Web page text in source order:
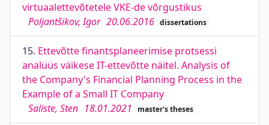
virtuaalettevõtetele VKE-de võrgustikus
Poljantšikov, Igor 20.06.2016 dissertations
15. Ettevõtte finantsplaneerimise protsessi
analüüs väikese IT-ettevõtte näitel. Analysis of
the Company's Financial Planning Process in the
Example of a Small IT Company
Saliste, Sten 18.01.2021 master's theses